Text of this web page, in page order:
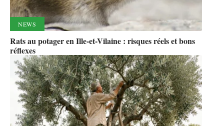
NEWS
Rats au potager en Ille-et-Vilaine : risques réels et bons
réflexes